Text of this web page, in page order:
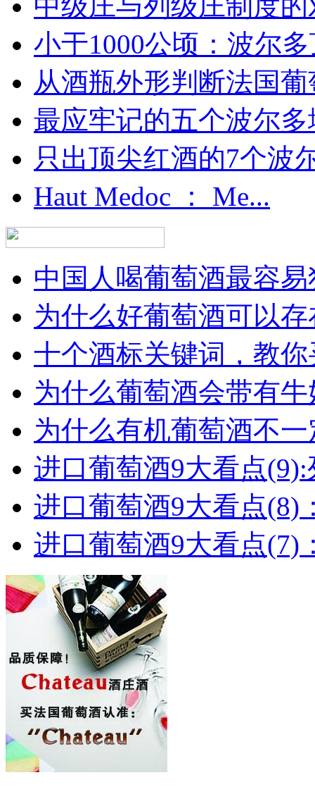
小于1000公顷：波尔
从酒瓶外形判断法国
最应牢记的五个波尔多
只出顶尖红酒的7个波
Haut Medoc ： Me...
中国人喝葡萄酒最容
为什么好葡萄酒可以
十个酒标关键词，教
为什么葡萄酒会带有
为什么有机葡萄酒不
进口葡萄酒9大看点(9):
进口葡萄酒9大看点(8)
进口葡萄酒9大看点(7)